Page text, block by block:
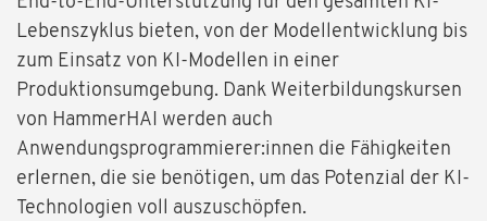
Lebenszyklus bieten, von der Modellentwicklung bis
zum Einsatz von KI-Modellen in einer
Produktionsumgebung. Dank Weiterbildungskursen
von HammerHAI werden auch
Anwendungsprogrammierer:innen die Fähigkeiten
erlernen, die sie benötigen, um das Potenzial der KI-
Technologien voll auszuschöpfen.